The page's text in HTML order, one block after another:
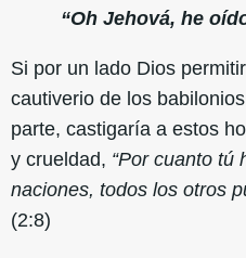
“Oh Jehová, he
Si por un lado Dios
cautiverio de los
parte, castigaría a estos
y crueldad, “Por cuanto tú
naciones, todos los otros
(2:8)